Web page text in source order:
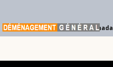
Déménagement Général Canada